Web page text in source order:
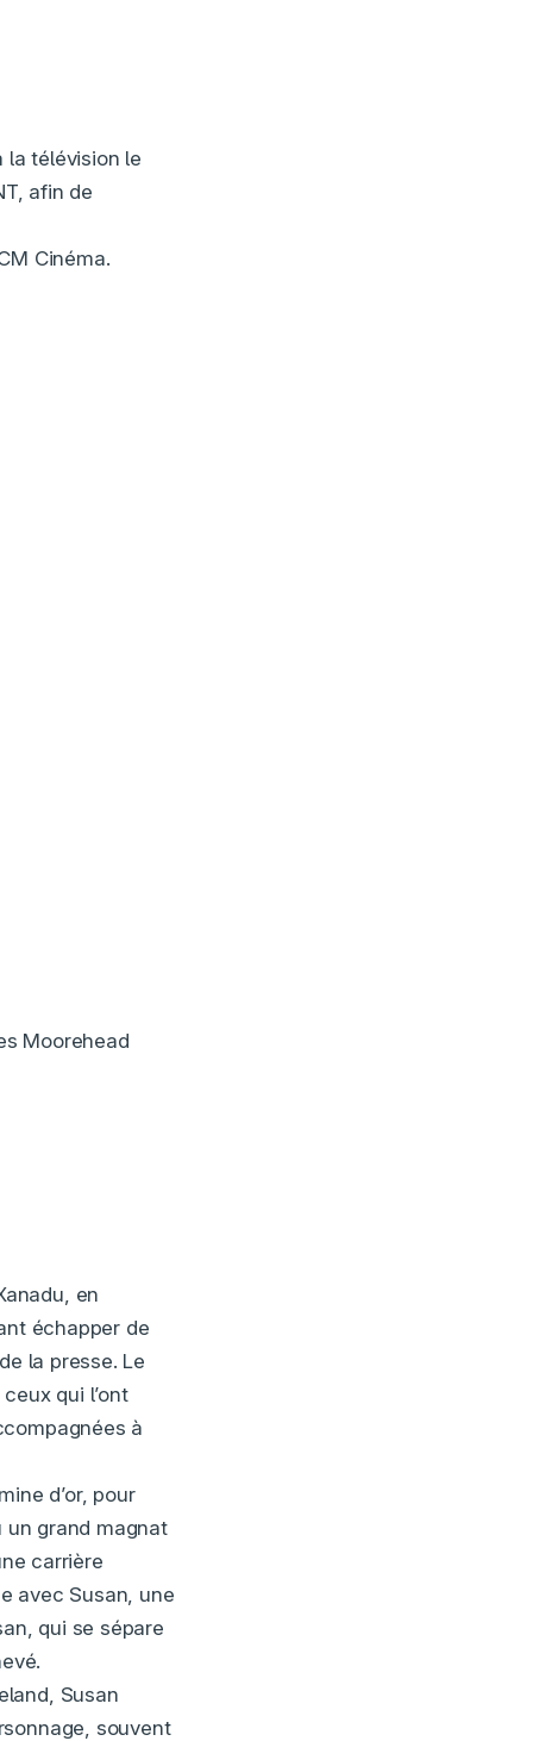
la télévision le
afin de
Cinéma.
Moorehead
en
échapper de
la presse. Le
qui l’ont
à
d’or, pour
un grand magnat
carrière
avec Susan, une
qui se sépare
Susan
souvent